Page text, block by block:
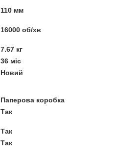
110 мм
16000 об/хв
7.67 кг
36 міс
Новий
Паперова коробка
Так
Так
Так